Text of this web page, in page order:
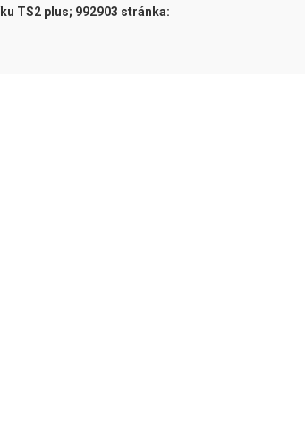
TS2 plus; 992903 stránka: